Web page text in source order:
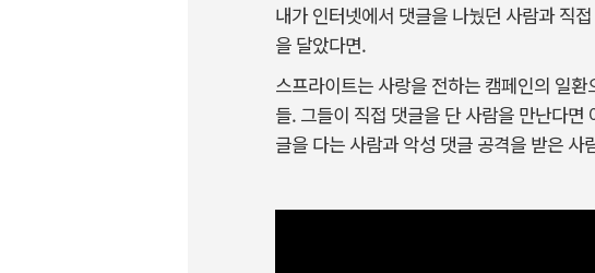
내가 인터넷에서 댓글을 나눴던 사람과 직
을 달았다면.
스프라이트는 사랑을 전하는 캠페인의 일
들. 그들이 직접 댓글을 단 사람을 만난다
글을 다는 사람과 악성 댓글 공격을 받은 사